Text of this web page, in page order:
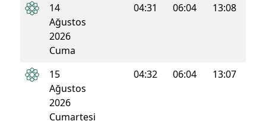
14
Ağustos
2026
Cuma
04:31 06:04 13:08
15
Ağustos
2026
Cumartesi
04:32 06:04 13:07